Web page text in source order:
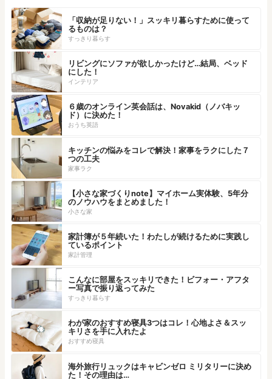
「収納が足りない！」スッキリ暮らすために使って
るものは？
すっきり暮らす
リビングにソファが欲しかったけど…結局、ベッド
にした！
インテリア
６歳のオンライン英会話は、Novakid（ノバキッ
ド）に決めた！
おうち英語
キッチンの悩みをコレで解決！家事をラクにした７
つの工夫
家事ラク
【小さな家づくりnote】マイホーム実体験、5年分
のノウハウをまとめました！
小さな家
家計簿が５年続いた！わたしが続けるために実践し
ているポイント
家計管理
こんなに部屋をスッキリできた！ビフォー・アフタ
ー写真で振り返ってみた
すっきり暮らす
わが家のおすすめ寝具3つはコレ！心地よさ＆スッ
キリさを手に入れたよ
おすすめ寝具
海外旅行リュックはキャビンゼロ ミリタリーに決め
た！その理由は…